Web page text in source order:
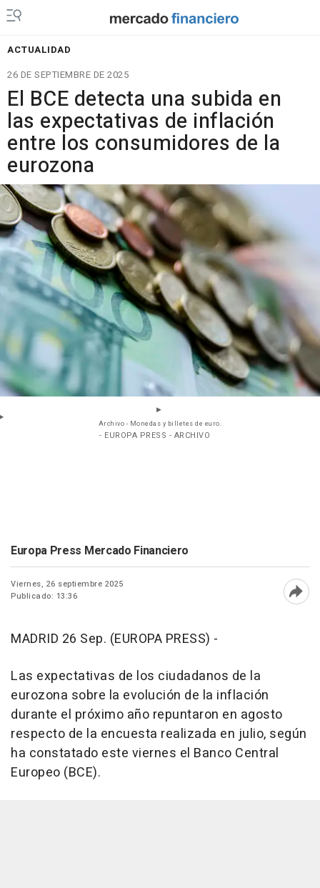
ACTUALIDAD
26 DE SEPTIEMBRE DE 2025
El BCE detecta una subida en
las expectativas de inflación
entre los consumidores de la
eurozona
Archivo - Monedas y billetes de euro.
- EUROPA PRESS - ARCHIVO
Europa Press Mercado Financiero
Viernes, 26 septiembre 2025
Publicado: 13:36
MADRID 26 Sep. (EUROPA PRESS) -
Las expectativas de los ciudadanos de la
eurozona sobre la evolución de la inflación
durante el próximo año repuntaron en agosto
respecto de la encuesta realizada en julio, según
ha constatado este viernes el Banco Central
Europeo (BCE).